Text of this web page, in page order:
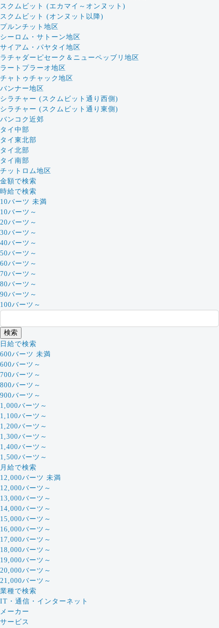
スクムビット (エカマイ～オンヌット)
スクムビット (オンヌット以降)
プルンチット地区
シーロム・サトーン地区
サイアム・パヤタイ地区
ラチャダーピセーク＆ニューペッブリ地区
ラートプラーオ地区
チャトゥチャック地区
バンナー地区
シラチャー (スクムビット通り西側)
シラチャー (スクムビット通り東側)
バンコク近郊
タイ中部
タイ東北部
タイ北部
タイ南部
チットロム地区
金額で検索
時給で検索
10バーツ 未満
10バーツ～
20バーツ～
30バーツ～
40バーツ～
50バーツ～
60バーツ～
70バーツ～
80バーツ～
90バーツ～
100バーツ～
日給で検索
600バーツ 未満
600バーツ～
700バーツ～
800バーツ～
900バーツ～
1,000バーツ～
1,100バーツ～
1,200バーツ～
1,300バーツ～
1,400バーツ～
1,500バーツ～
月給で検索
12,000バーツ 未満
12,000バーツ～
13,000バーツ～
14,000バーツ～
15,000バーツ～
16,000バーツ～
17,000バーツ～
18,000バーツ～
19,000バーツ～
20,000バーツ～
21,000バーツ～
業種で検索
IT・通信・インターネット
メーカー
サービス